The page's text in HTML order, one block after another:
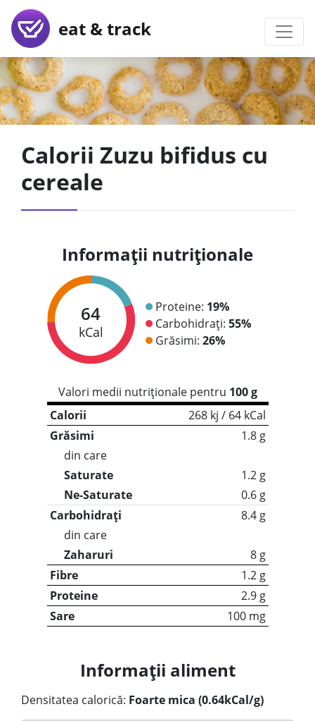
eat & track
Calorii Zuzu bifidus cu
cereale
Informații nutriționale
64
kCal
Proteine: 19%
Carbohidrați: 55%
Grăsimi: 26%
Valori medii nutriționale pentru 100 g
Calorii
268 kj / 64 kCal
Grăsimi
1.8 g
din care
Saturate
1.2 g
Ne-Saturate
0.6 g
Carbohidrați
8.4 g
din care
Zaharuri
8 g
Fibre
1.2 g
Proteine
2.9 g
Sare
100 mg
Informații aliment
Densitatea calorică: Foarte mica (0.64kCal/g)